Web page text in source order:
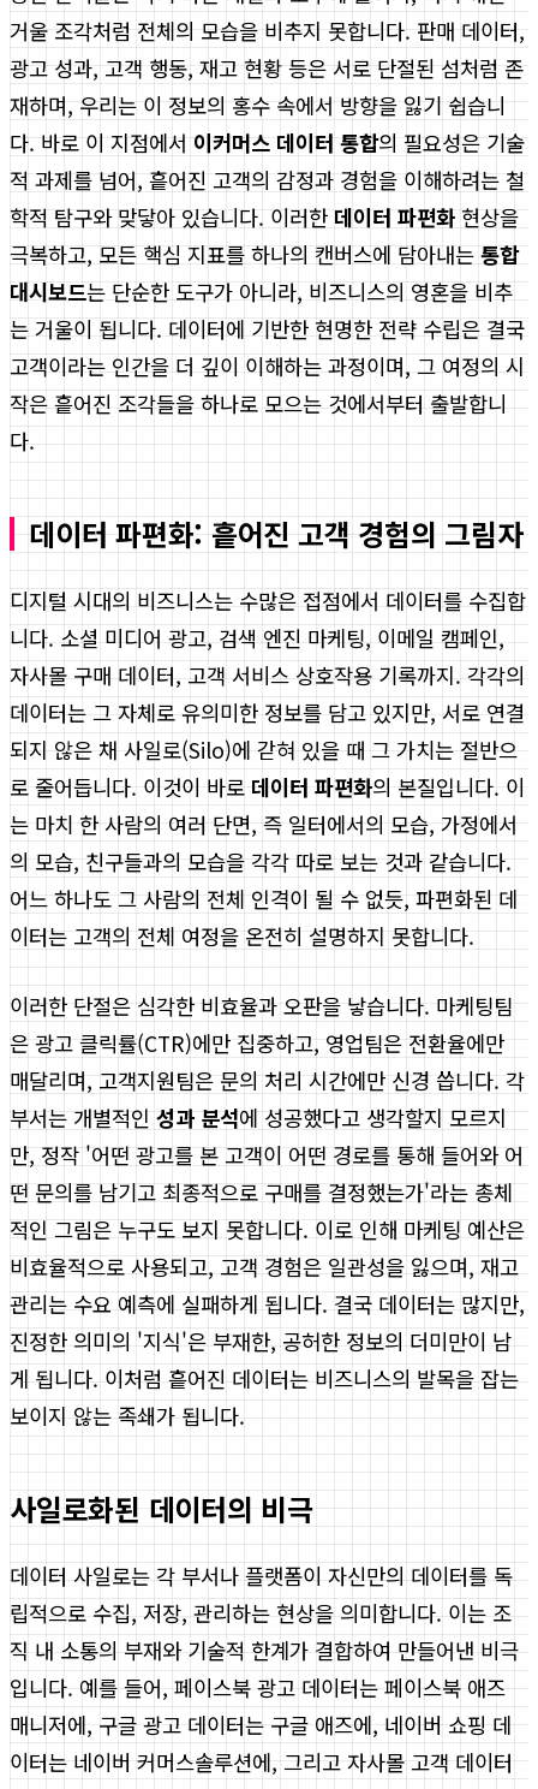
거울 조각처럼 전체의 모습을 비추지 못합니다. 판매 데이터,
광고 성과, 고객 행동, 재고 현황 등은 서로 단절된 섬처럼 존
재하며, 우리는 이 정보의 홍수 속에서 방향을 잃기 쉽습니
다. 바로 이 지점에서 이커머스 데이터 통합의 필요성은 기술
적 과제를 넘어, 흩어진 고객의 감정과 경험을 이해하려는 철
학적 탐구와 맞닿아 있습니다. 이러한 데이터 파편화 현상을
극복하고, 모든 핵심 지표를 하나의 캔버스에 담아내는 통합
대시보드는 단순한 도구가 아니라, 비즈니스의 영혼을 비추
는 거울이 됩니다. 데이터에 기반한 현명한 전략 수립은 결국
고객이라는 인간을 더 깊이 이해하는 과정이며, 그 여정의 시
작은 흩어진 조각들을 하나로 모으는 것에서부터 출발합니
다.
데이터 파편화: 흩어진 고객 경험의 그림자
디지털 시대의 비즈니스는 수많은 접점에서 데이터를 수집합
니다. 소셜 미디어 광고, 검색 엔진 마케팅, 이메일 캠페인,
자사몰 구매 데이터, 고객 서비스 상호작용 기록까지. 각각의
데이터는 그 자체로 유의미한 정보를 담고 있지만, 서로 연결
되지 않은 채 사일로(Silo)에 갇혀 있을 때 그 가치는 절반으
로 줄어듭니다. 이것이 바로 데이터 파편화의 본질입니다. 이
는 마치 한 사람의 여러 단면, 즉 일터에서의 모습, 가정에서
의 모습, 친구들과의 모습을 각각 따로 보는 것과 같습니다.
어느 하나도 그 사람의 전체 인격이 될 수 없듯, 파편화된 데
이터는 고객의 전체 여정을 온전히 설명하지 못합니다.
이러한 단절은 심각한 비효율과 오판을 낳습니다. 마케팅팀
은 광고 클릭률(CTR)에만 집중하고, 영업팀은 전환율에만
매달리며, 고객지원팀은 문의 처리 시간에만 신경 씁니다. 각
부서는 개별적인 성과 분석에 성공했다고 생각할지 모르지
만, 정작 '어떤 광고를 본 고객이 어떤 경로를 통해 들어와 어
떤 문의를 남기고 최종적으로 구매를 결정했는가'라는 총체
적인 그림은 누구도 보지 못합니다. 이로 인해 마케팅 예산은
비효율적으로 사용되고, 고객 경험은 일관성을 잃으며, 재고
관리는 수요 예측에 실패하게 됩니다. 결국 데이터는 많지만,
진정한 의미의 '지식'은 부재한, 공허한 정보의 더미만이 남
게 됩니다. 이처럼 흩어진 데이터는 비즈니스의 발목을 잡는
보이지 않는 족쇄가 됩니다.
사일로화된 데이터의 비극
데이터 사일로는 각 부서나 플랫폼이 자신만의 데이터를 독
립적으로 수집, 저장, 관리하는 현상을 의미합니다. 이는 조
직 내 소통의 부재와 기술적 한계가 결합하여 만들어낸 비극
입니다. 예를 들어, 페이스북 광고 데이터는 페이스북 애즈
매니저에, 구글 광고 데이터는 구글 애즈에, 네이버 쇼핑 데
이터는 네이버 커머스솔루션에, 그리고 자사몰 고객 데이터